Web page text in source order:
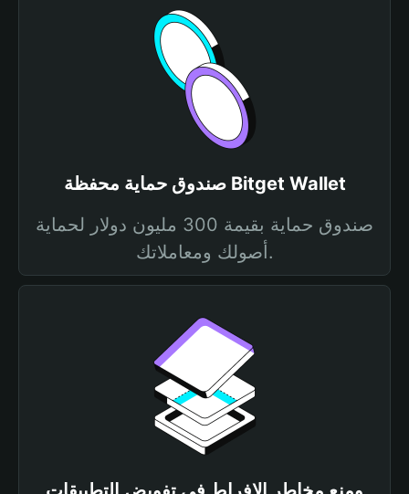
صندوق حماية محفظة Bitget Wallet
صندوق حماية بقيمة 300 مليون دولار لحماية
أصولك ومعاملاتك.